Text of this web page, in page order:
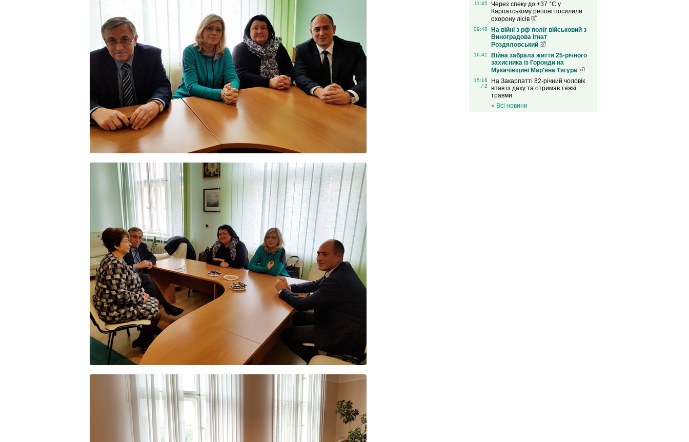
11:45
Через спеку до +37 °C у
Карпатському регіоні посилили
охорону лісів
09:48
На війні з рф поліг військовий з
Виноградова Ігнат
Роздяловський
16:41
Війна забрала життя 25-річного
захисника із Горонди на
Мукачівщині Мар'яна Тягура
15:16
/ 2
На Закарпатті 82-річний чоловік
впав із даху та отримав тяжкі
травми
» Всі новини